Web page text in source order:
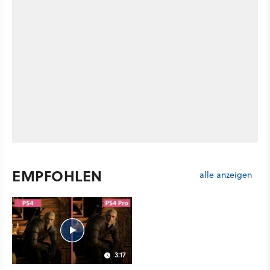
EMPFOHLEN alle anzeigen
3:17